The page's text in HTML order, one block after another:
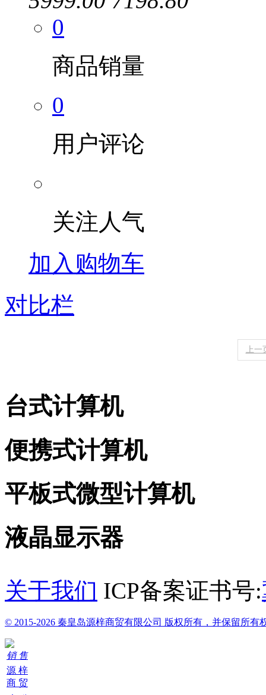
0
商品销量
0
用户评论
关注人气
加入购物车
对比栏
上一
台式计算机
便携式计算机
平板式微型计算机
液晶显示器
关于我们 ICP备案证书号:
© 2015-2026 秦皇岛源梓商贸有限公司 版权所有，并保留所有
销 售
源 梓
商 贸